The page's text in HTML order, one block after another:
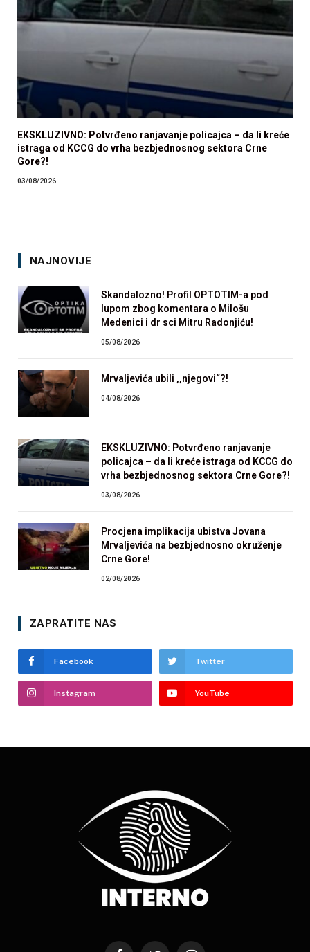
EKSKLUZIVNO: Potvrđeno ranjavanje policajca – da li kreće
istraga od KCCG do vrha bezbjednosnog sektora Crne
Gore?!
03/08/2026
NAJNOVIJE
Skandalozno! Profil OPTOTIM-a pod
lupom zbog komentara o Milošu
Medenici i dr sci Mitru Radonjiću!
05/08/2026
Mrvaljevića ubili ,,njegovi“?!
04/08/2026
EKSKLUZIVNO: Potvrđeno ranjavanje
policajca – da li kreće istraga od KCCG do
vrha bezbjednosnog sektora Crne Gore?!
03/08/2026
Procjena implikacija ubistva Jovana
Mrvaljevića na bezbjednosno okruženje
Crne Gore!
02/08/2026
ZAPRATITE NAS
Facebook Twitter
Instagram YouTube